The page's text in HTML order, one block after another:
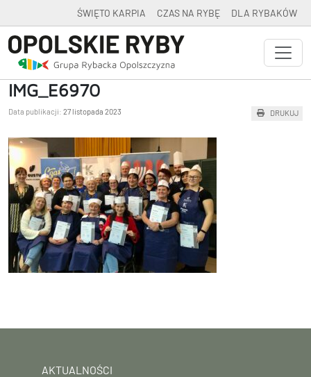
ŚWIĘTO KARPIA CZAS NA RYBĘ DLA RYBAKÓW
IMG_E6970
Data publikacji: 27 listopada 2023 DRUKUJ
AKTUALNOŚCI